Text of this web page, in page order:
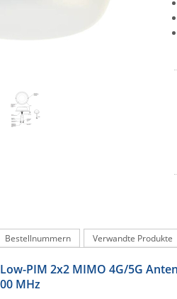
Bestellnummern Verwandte Produkte
Low-PIM 2x2 MIMO 4G/5G
MHz